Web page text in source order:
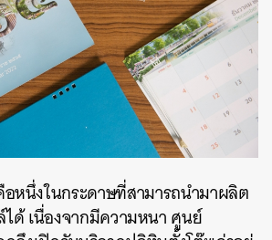
หนึ่งในกระดาษที่สามารถนำมาผลิต
ด้ เนื่องจากมีความหนา ศูนย์